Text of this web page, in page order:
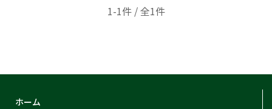
1-1件 / 全1件
ホーム